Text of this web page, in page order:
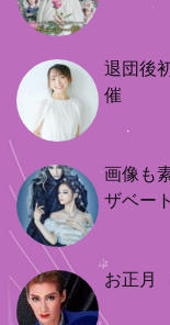
退団後
催
画像も
ザベー
お正月